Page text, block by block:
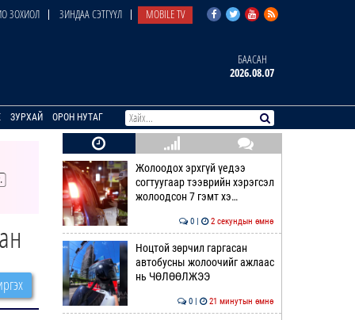
ЗОХИОЛ ЗИНДАА СЭТГҮҮЛ MOBILE TV
БААСАН
2026.08.07
ЗУРХАЙ ОРОН НУТАГ
Жолоодох эрхгүй үедээ
согтуугаар тээврийн хэрэгсэл
жолоодсон 7 гэмт хэ…
0 | 2 секундын өмнө
Ноцтой зөрчил гаргасан
автобусны жолоочийг ажлаас
нь ЧӨЛӨӨЛЖЭЭ
0 | 21 минутын өмнө